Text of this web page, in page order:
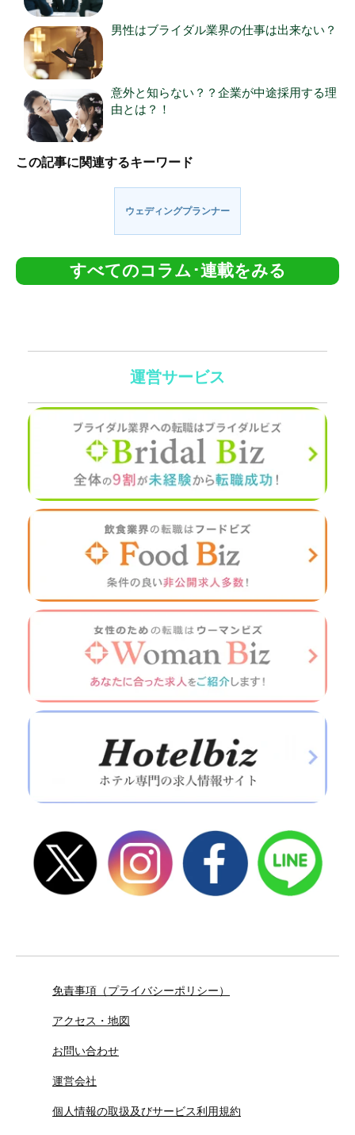
男性はブライダル業界の仕事は出来ない？
意外と知らない？？企業が中途採用する理
由とは？！
この記事に関連するキーワード
ウェディングプランナー
すべてのコラム･連載をみる
運営サービス
免責事項（プライバシーポリシー）
アクセス・地図
お問い合わせ
運営会社
個人情報の取扱及びサービス利用規約